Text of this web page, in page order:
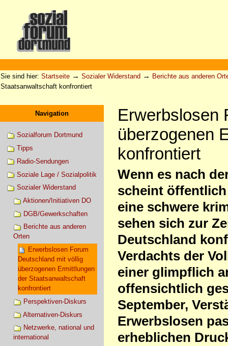
Werkzeuge
Sie sind hier: Startseite → Sozialer Widerstand → Berichte aus anderen
Staatsanwaltschaft konfrontiert
Navigation
Sozialforum Dortmund
Tipps
Radio-Sendungen
Soziale Lage / Sozialpolitik
Sozialer Widerstand
Aktionen/Initiativen DO
DGB/Gewerkschaften
Berichte aus anderen
Orten
Erwerbslosen Forum
Deutschland mit völlig
überzogenen Ermittlungen
der Staatsanwaltschaft
konfrontiert
Perspektiven-Diskurs
Alternativen-Diskurs
Netzwerke, national und
international
Erwerbslosen
überzogenen
konfrontiert
Wenn es nach
scheint
eine schwere
sehen sich zur
Deutschland
Verdachts der
einer glimpflich
offensichtlich
September,
Erwerbslosen
erheblichen